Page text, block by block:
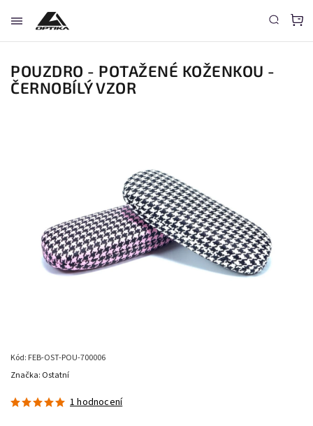
POUZDRO - POTAŽENÉ KOŽENKOU -
ČERNOBÍLÝ VZOR
Kód: FEB-OST-POU-700006
1 hodnocení
Značka: Ostatní